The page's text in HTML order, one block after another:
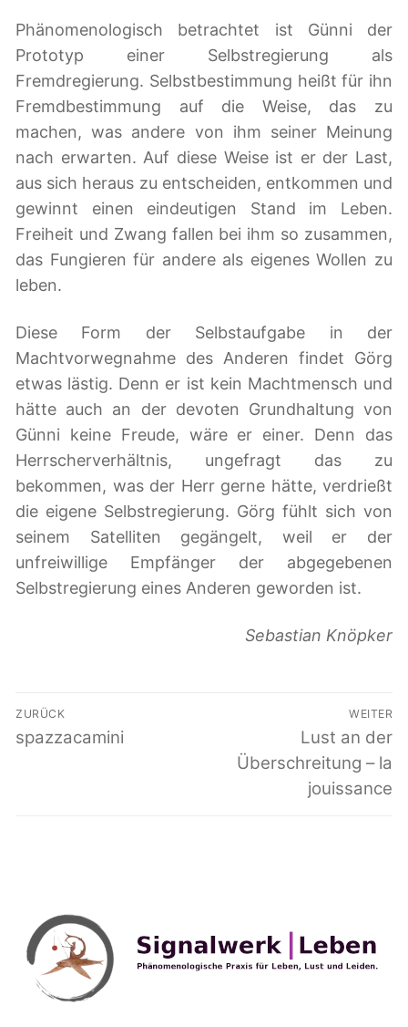
Phänomenologisch betrachtet ist Günni der
Prototyp einer Selbstregierung als
Fremdregierung. Selbstbestimmung heißt für ihn
Fremdbestimmung auf die Weise, das zu
machen, was andere von ihm seiner Meinung
nach erwarten. Auf diese Weise ist er der Last,
aus sich heraus zu entscheiden, entkommen und
gewinnt einen eindeutigen Stand im Leben.
Freiheit und Zwang fallen bei ihm so zusammen,
das Fungieren für andere als eigenes Wollen zu
leben.
Diese Form der Selbstaufgabe in der
Machtvorwegnahme des Anderen findet Görg
etwas lästig. Denn er ist kein Machtmensch und
hätte auch an der devoten Grundhaltung von
Günni keine Freude, wäre er einer. Denn das
Herrscherverhältnis, ungefragt das zu
bekommen, was der Herr gerne hätte, verdrießt
die eigene Selbstregierung. Görg fühlt sich von
seinem Satelliten gegängelt, weil er der
unfreiwillige Empfänger der abgegebenen
Selbstregierung eines Anderen geworden ist.
Sebastian Knöpker
Beitragsnavigation
ZURÜCK
Vorheriger
spazzacamini
WEITER
Nächster
Beitrag:
Lust an der
Überschreitung – la
jouissance